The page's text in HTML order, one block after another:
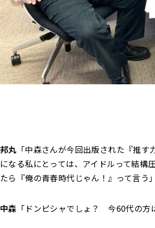
邦丸 「中森さんが今回出版された『推
になる私にとっては、アイドルって結構
たら『俺の青春時代じゃん！』って言う」
中森 「ドンピシャでしょ？ 今60代の方